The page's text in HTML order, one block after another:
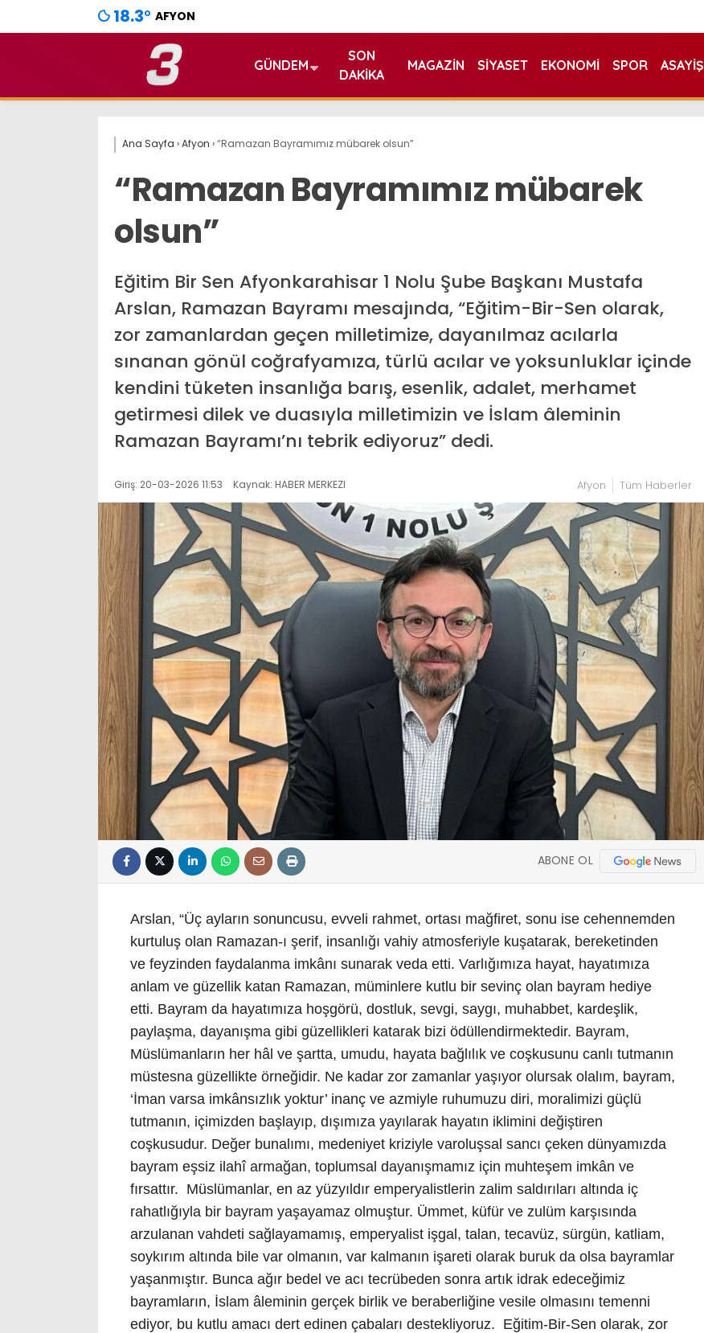
18.3° AFYON
GÜNDEM
SON
DAKIKA
MAGAZIN SIYASET EKONOMI SPOR ASAYIŞ
Ana Sayfa ›Afyon ›“Ramazan Bayramımız mübarek olsun”
“Ramazan Bayramımız mübarek
olsun”
Eğitim Bir Sen Afyonkarahisar 1 Nolu Şube Başkanı Mustafa
Arslan, Ramazan Bayramı mesajında, “Eğitim-Bir-Sen olarak,
zor zamanlardan geçen milletimize, dayanılmaz acılarla
sınanan gönül coğrafyamıza, türlü acılar ve yoksunluklar içinde
kendini tüketen insanlığa barış, esenlik, adalet, merhamet
getirmesi dilek ve duasıyla milletimizin ve İslam âleminin
Ramazan Bayramı’nı tebrik ediyoruz” dedi.
Giriş: 20-03-2026 11:53 Kaynak: HABER MERKEZI Afyon Tüm Haberler
ABONE OL
Arslan, “Üç ayların sonuncusu, evveli rahmet, ortası mağfiret, sonu ise cehennemden
kurtuluş olan Ramazan-ı şerif, insanlığı vahiy atmosferiyle kuşatarak, bereketinden
ve feyzinden faydalanma imkânı sunarak veda etti. Varlığımıza hayat, hayatımıza
anlam ve güzellik katan Ramazan, müminlere kutlu bir sevinç olan bayram hediye
etti. Bayram da hayatımıza hoşgörü, dostluk, sevgi, saygı, muhabbet, kardeşlik,
paylaşma, dayanışma gibi güzellikleri katarak bizi ödüllendirmektedir. Bayram,
Müslümanların her hâl ve şartta, umudu, hayata bağlılık ve coşkusunu canlı tutmanın
müstesna güzellikte örneğidir. Ne kadar zor zamanlar yaşıyor olursak olalım, bayram,
‘İman varsa imkânsızlık yoktur’ inanç ve azmiyle ruhumuzu diri, moralimizi güçlü
tutmanın, içimizden başlayıp, dışımıza yayılarak hayatın iklimini değiştiren
coşkusudur. Değer bunalımı, medeniyet kriziyle varoluşsal sancı çeken dünyamızda
bayram eşsiz ilahî armağan, toplumsal dayanışmamız için muhteşem imkân ve
fırsattır. Müslümanlar, en az yüzyıldır emperyalistlerin zalim saldırıları altında iç
rahatlığıyla bir bayram yaşayamaz olmuştur. Ümmet, küfür ve zulüm karşısında
arzulanan vahdeti sağlayamamış, emperyalist işgal, talan, tecavüz, sürgün, katliam,
soykırım altında bile var olmanın, var kalmanın işareti olarak buruk da olsa bayramlar
yaşanmıştır. Bunca ağır bedel ve acı tecrübeden sonra artık idrak edeceğimiz
bayramların, İslam âleminin gerçek birlik ve beraberliğine vesile olmasını temenni
ediyor, bu kutlu amacı dert edinen çabaları destekliyoruz. Eğitim-Bir-Sen olarak, zor